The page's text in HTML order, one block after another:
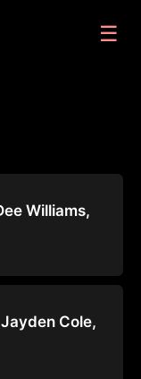
☰
Williams,
Cole,